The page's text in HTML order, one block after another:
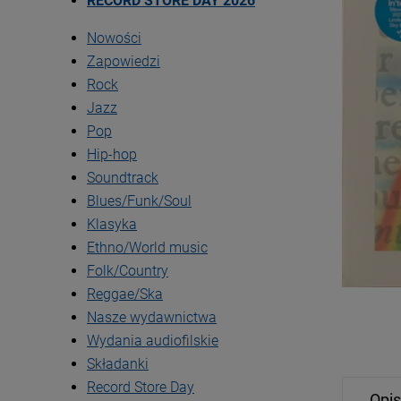
Nowości
Zapowiedzi
Rock
Jazz
Pop
Hip-hop
Soundtrack
Blues/Funk/Soul
Klasyka
Ethno/World music
Folk/Country
Reggae/Ska
Nasze wydawnictwa
Wydania audiofilskie
Składanki
Record Store Day